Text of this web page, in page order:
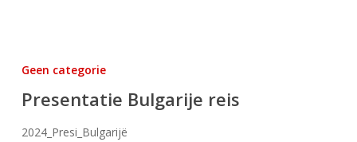
Geen categorie
Presentatie Bulgarije reis
2024_Presi_Bulgarijë